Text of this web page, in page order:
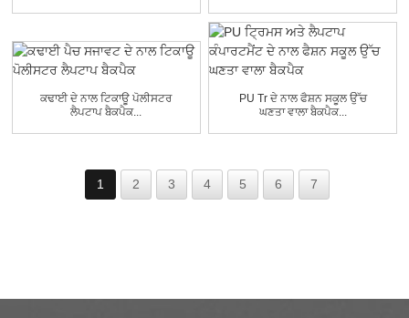
ਕਢਾਈ ਦੇ ਨਾਲ ਟਿਕਾਊ ਪੋਲੀਸਟਰ
ਲੈਪਟਾਪ ਬੈਕਪੈਕ...
PU Tr ਦੇ ਨਾਲ ਫੈਸ਼ਨ ਸਕੂਲ ਉੱਚ
ਘਣਤਾ ਵਾਲਾ ਬੈਕਪੈਕ...
1 2 3 4 5 6 7